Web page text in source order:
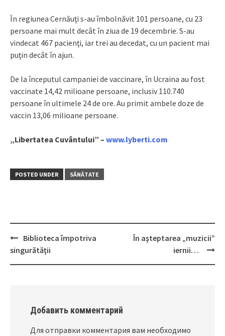
În regiunea Cernăuţi s-au îmbolnăvit 101 persoane, cu 23
persoane mai mult decât în ziua de 19 decembrie. S-au
vindecat 467 pacienţi, iar trei au decedat, cu un pacient mai
puţin decât în ajun.
De la începutul campaniei de vaccinare, în Ucraina au fost
vaccinate 14,42 milioane persoane, inclusiv 110.740
persoane în ultimele 24 de ore. Au primit ambele doze de
vaccin 13,06 milioane persoane.
„Libertatea Cuvântului” – www.lyberti.com
POSTED UNDER SĂNĂTATE
Post
navigation
Biblioteca împotriva
singurătăţii
În aşteptarea „muzicii”
iernii…
Добавить комментарий
Для отправки комментария вам необходимо